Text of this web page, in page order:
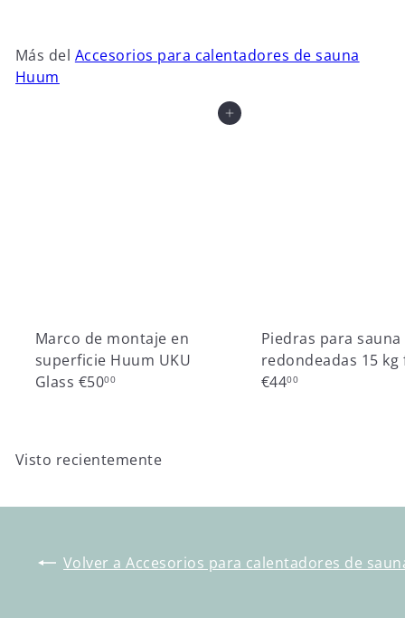
Más del Accesorios para calentadores de sauna
Huum
Agregar al carrito
Marco de montaje en
superficie Huum UKU
Glass €5000
Piedras para sauna
redondeadas 15 kg
€4400
Visto recientemente
Volver a Accesorios para calentadores de